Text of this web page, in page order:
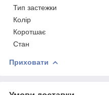
Тип застежки
Колір
Коротшає
Стан
Приховати